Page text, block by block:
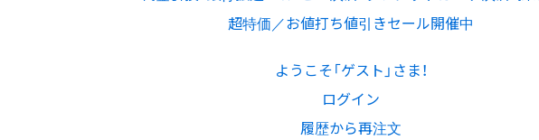
超特価／お値打ち値引きセール開催中
ようこそ「ゲスト」さま！
ログイン
履歴から再注文